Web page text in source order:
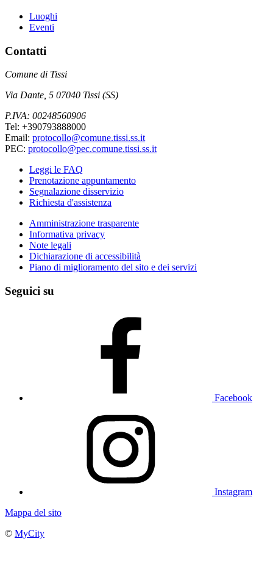
Luoghi
Eventi
Contatti
Comune di Tissi
Via Dante, 5 07040 Tissi (SS)
P.IVA: 00248560906
Tel: +390793888000
Email: protocollo@comune.tissi.ss.it
PEC: protocollo@pec.comune.tissi.ss.it
Leggi le FAQ
Prenotazione appuntamento
Segnalazione disservizio
Richiesta d'assistenza
Amministrazione trasparente
Informativa privacy
Note legali
Dichiarazione di accessibilità
Piano di miglioramento del sito e dei servizi
Seguici su
Facebook
Instagram
Mappa del sito
© MyCity